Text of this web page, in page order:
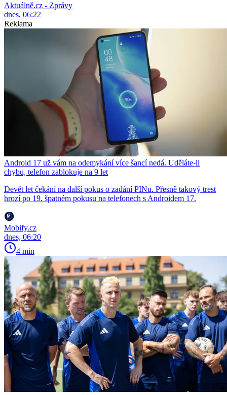
Aktuálně.cz - Zprávy
dnes, 06:22
Reklama
Android 17 už vám na odemykání více šancí nedá. Uděláte-li
chybu, telefon zablokuje na 9 let
Devět let čekání na další pokus o zadání PINu. Přesně takový trest
hrozí po 19. špatném pokusu na telefonech s Androidem 17.
Mobify.cz
dnes, 06:20
4 min